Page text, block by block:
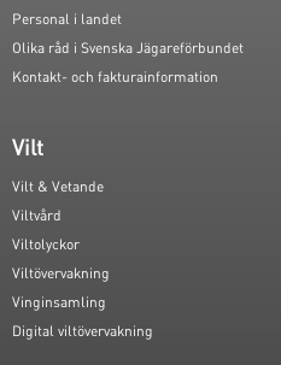
Personal i landet
Olika råd i Svenska Jägareförbundet
Kontakt- och fakturainformation
Vilt
Vilt & Vetande
Viltvård
Viltolyckor
Viltövervakning
Vinginsamling
Digital viltövervakning